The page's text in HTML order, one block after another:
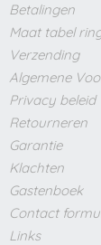
Betalingen
Maat tabel
Verzending
Algemene
Privacy beleid
Retourneren
Garantie
Klachten
Gastenboek
Contact
Links